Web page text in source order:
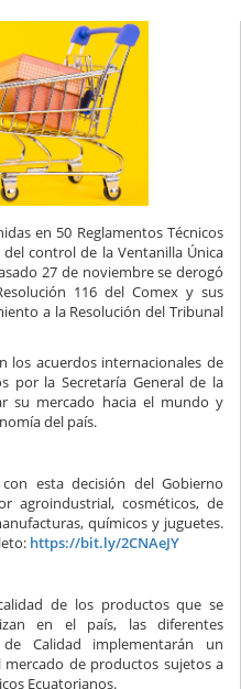
en 50 Reglamentos Técnicos
control de la Ventanilla Única
27 de noviembre se derogó
116 del Comex y sus
a la Resolución del Tribunal
los acuerdos internacionales de
por la Secretaría General de la
su mercado hacia el mundo y
del país.
esta decisión del Gobierno
agroindustrial, cosméticos, de
químicos y juguetes.
https://bit.ly/2CNAeJY
de los productos que se
en el país, las diferentes
Calidad implementarán un
de productos sujetos a
Ecuatorianos.